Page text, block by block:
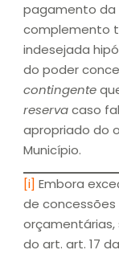
pagamento da
complemento
indesejada
do poder
contingente
reservacaso
apropriado do
Município.
[i] Embora
de
orçamentárias,
do art. art. 17